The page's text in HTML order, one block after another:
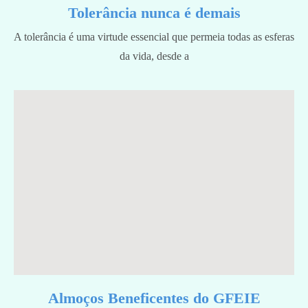
Tolerância nunca é demais
A tolerância é uma virtude essencial que permeia todas as esferas
da vida, desde a
Almoços Beneficentes do GFEIE